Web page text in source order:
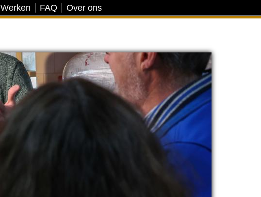
Werken FAQ Over ons